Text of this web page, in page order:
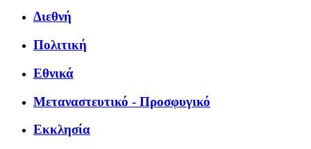
Διεθνή
Πολιτική
Εθνικά
Μεταναστευτικό - Προσφυγικό
Εκκλησία